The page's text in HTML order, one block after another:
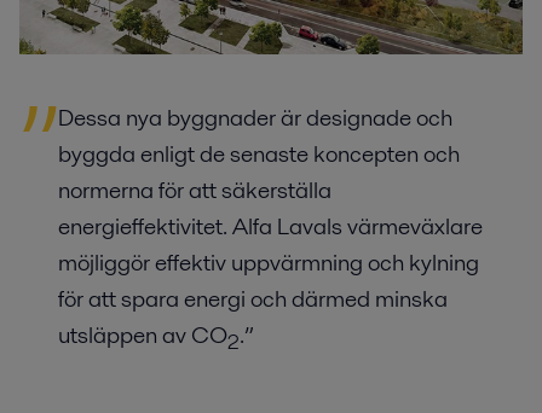
Dessa nya byggnader är designade och
byggda enligt de senaste koncepten och
normerna för att säkerställa
energieffektivitet. Alfa Lavals värmeväxlare
möjliggör effektiv uppvärmning och kylning
för att spara energi och därmed minska
utsläppen av CO2.”